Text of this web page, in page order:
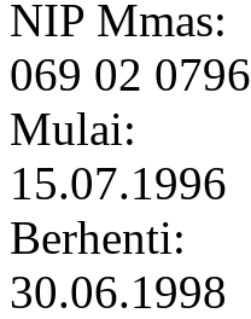
NIP Mmas:
069 02 0796
Mulai:
15.07.1996
Berhenti:
30.06.1998